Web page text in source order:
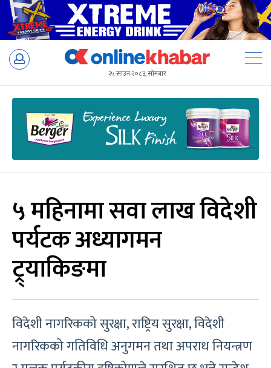
Skip
२५ साउन २०८३, सोमबार
५ महिनामा सवा लाख विदेशी
पर्यटक अध्यागमन
ट्र्याकिङमा
विदेशी नागरिकको सुरक्षा, राष्ट्रिय सुरक्षा, विदेशी
नागरिकको गतिविधि अनुगमन तथा अपराध नियन्त्रण